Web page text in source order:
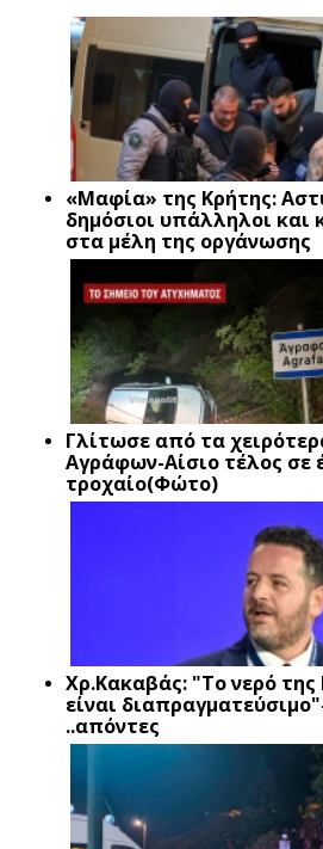
«Μαφία» της Κρήτης:
δημόσιοι υπάλληλοι και
στα μέλη της οργάνωσης
Γλίτωσε από τα
Αγράφων-Αίσιο τέλος σε
τροχαίο(Φώτο)
Xρ.Κακαβάς: "Το νερό της
είναι
..απόντες